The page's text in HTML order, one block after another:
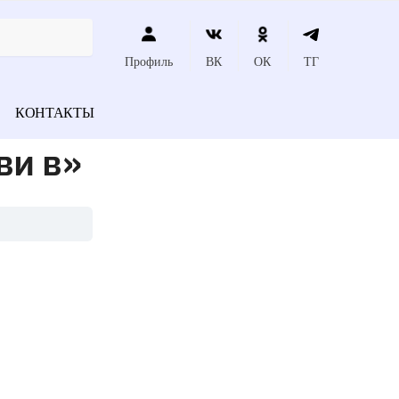
Профиль ВК ОК ТГ
КОНТАКТЫ
в»